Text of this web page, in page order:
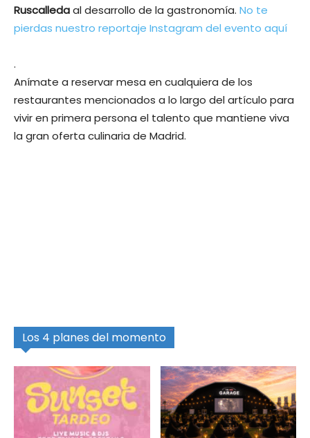
Ruscalledaal desarrollo de la gastronomía. No te
pierdas nuestro reportaje Instagram del evento aquí
.
Anímate a reservar mesa en cualquiera de los
restaurantes mencionados a lo largo del artículo para
vivir en primera persona el talento que mantiene viva
la gran oferta culinaria de Madrid.
Los 4 planes del momento